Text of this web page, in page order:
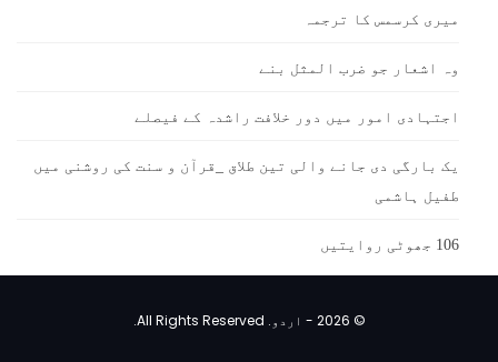
میری کرسمس کا ترجمہ
وہ اشعار جو ضرب المثل بنے
اجتہادی امور میں دور خلافت راشدہ کے فیصلے
یک بارگی دی جانے والی تین طلاق _قرآن و سنت کی روشنی میں
طفیل ہاشمی
106 جھوٹی روایتیں
© 2026 - اردو. All Rights Reserved.